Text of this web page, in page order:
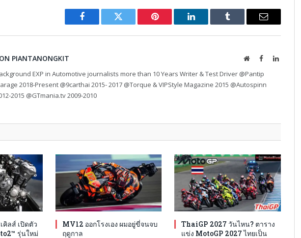
Facebook Twitter Pinterest LinkedIn Tumblr Email
PIANTANONGKIT WebsiteFacebookLinkedIn
EXP in Automotive journalists more than 10 Years Writer & Test Driver @Pantip
2018-Present @9carthai 2015- 2017 @Torque & VIPStyle Magazine 2015 @Autospinn
2015 @GTmania.tv 2009-2010
คิลส์ เปิดตัว
รุ่นใหม่
MV12 ออกโรงเอง ผมอยู่ขี่จนจบ
ฤดูกาล
ThaiGP 2027 วันไหน? ตาราง
แข่ง MotoGP 2027 ไทยเป็น